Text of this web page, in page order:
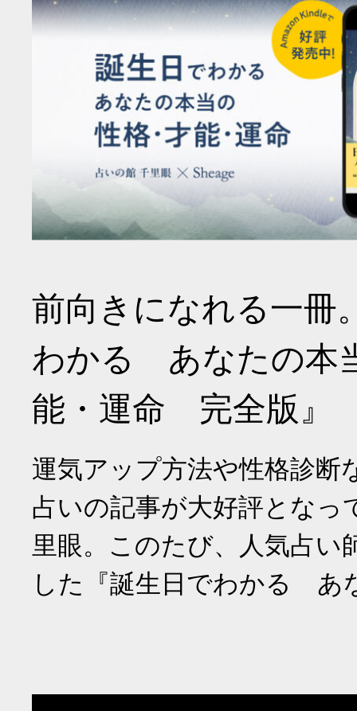
前向きになれる一冊
わかる あなたの本
能・運命 完全版』
運気アップ方法や性格診断
占いの記事が大好評となっ
里眼。このたび、人気占い
した『誕生日でわかる あ